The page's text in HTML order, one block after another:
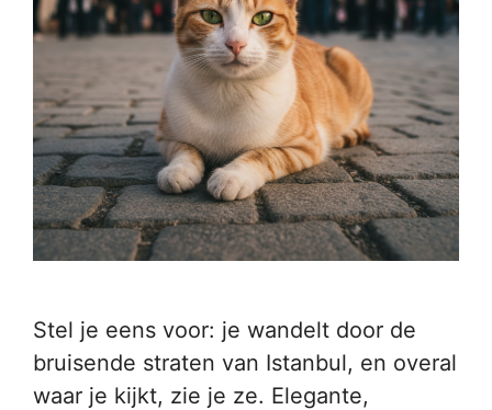
Stel je eens voor: je wandelt door de
bruisende straten van Istanbul, en overal
waar je kijkt, zie je ze. Elegante,